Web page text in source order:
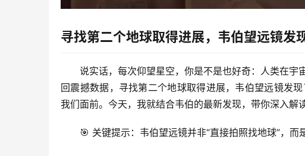
寻找第二个地球取得进展，韦伯望远镜发
说实话，每次仰望星空，你是不是也好奇：人类在宇
回震撼数据， 寻找第二个地球取得进展，韦伯望远镜发现
我们面前。今天，我就结合韦伯的最新发现，带你深入解
🎯 关键提示 ：韦伯望远镜并非“直接拍照找地球”，而